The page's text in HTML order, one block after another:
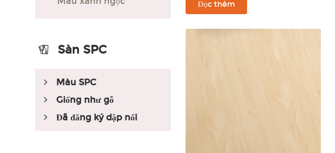
Sàn SPC
Màu SPC
Giống như gỗ
Đã đăng ký dập nổi
Đọc thêm